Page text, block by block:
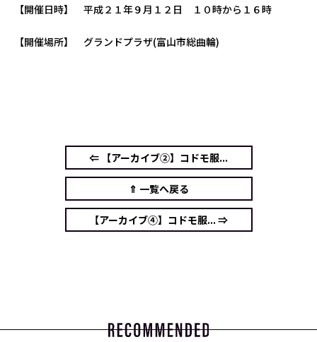
【開催日時】 平成２１年９月１２日 １０時から１６時
【開催場所】 グランドプラザ(富山市総曲輪)
⇐ 【アーカイブ②】コドモ服...
⇑ 一覧へ戻る
【アーカイブ④】コドモ服... ⇒